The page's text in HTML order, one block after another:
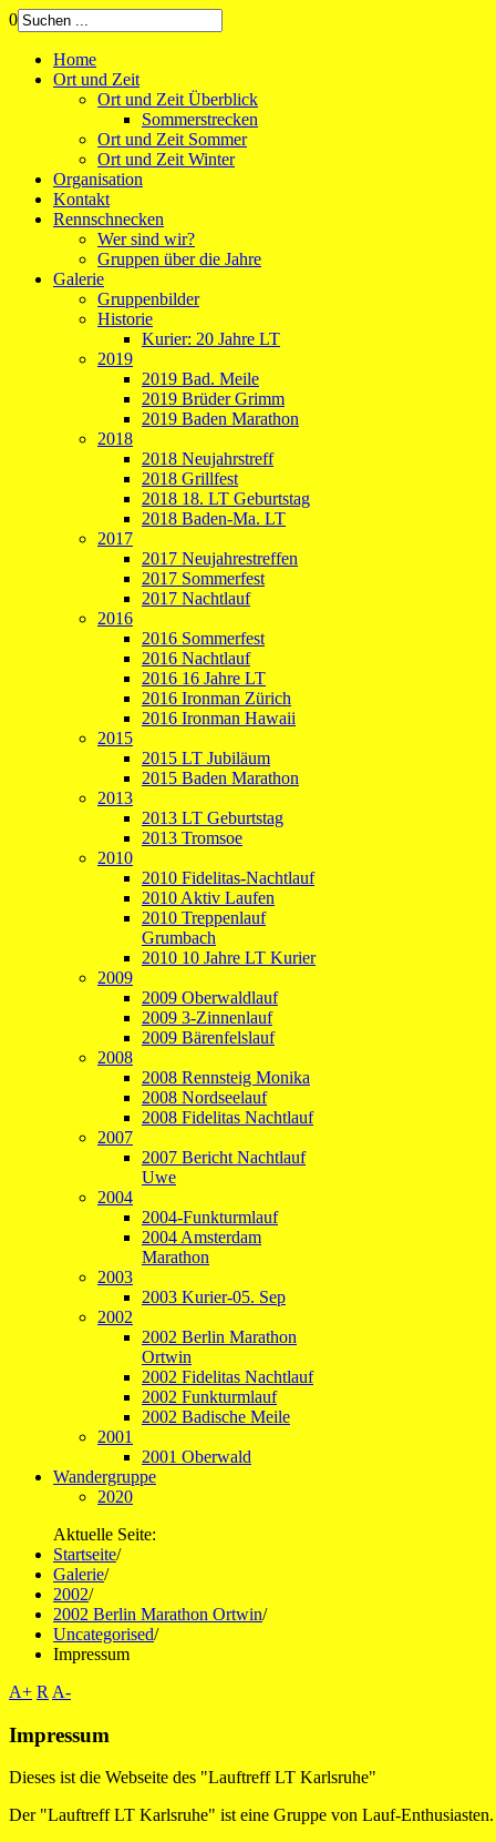
0
Home
Ort und Zeit
Ort und Zeit Überblick
Sommerstrecken
Ort und Zeit Sommer
Ort und Zeit Winter
Organisation
Kontakt
Rennschnecken
Wer sind wir?
Gruppen über die Jahre
Galerie
Gruppenbilder
Historie
Kurier: 20 Jahre LT
2019
2019 Bad. Meile
2019 Brüder Grimm
2019 Baden Marathon
2018
2018 Neujahrstreff
2018 Grillfest
2018 18. LT Geburtstag
2018 Baden-Ma. LT
2017
2017 Neujahrestreffen
2017 Sommerfest
2017 Nachtlauf
2016
2016 Sommerfest
2016 Nachtlauf
2016 16 Jahre LT
2016 Ironman Zürich
2016 Ironman Hawaii
2015
2015 LT Jubiläum
2015 Baden Marathon
2013
2013 LT Geburtstag
2013 Tromsoe
2010
2010 Fidelitas-Nachtlauf
2010 Aktiv Laufen
2010 Treppenlauf
Grumbach
2010 10 Jahre LT Kurier
2009
2009 Oberwaldlauf
2009 3-Zinnenlauf
2009 Bärenfelslauf
2008
2008 Rennsteig Monika
2008 Nordseelauf
2008 Fidelitas Nachtlauf
2007
2007 Bericht Nachtlauf
Uwe
2004
2004-Funkturmlauf
2004 Amsterdam
Marathon
2003
2003 Kurier-05. Sep
2002
2002 Berlin Marathon
Ortwin
2002 Fidelitas Nachtlauf
2002 Funkturmlauf
2002 Badische Meile
2001
2001 Oberwald
Wandergruppe
2020
Aktuelle Seite:
Startseite/
Galerie/
2002/
2002 Berlin Marathon Ortwin/
Uncategorised/
Impressum
A+ R A-
Impressum
Dieses ist die Webseite des "Lauftreff LT Karlsruhe"
Der "Lauftreff LT Karlsruhe" ist eine Gruppe von Lauf-